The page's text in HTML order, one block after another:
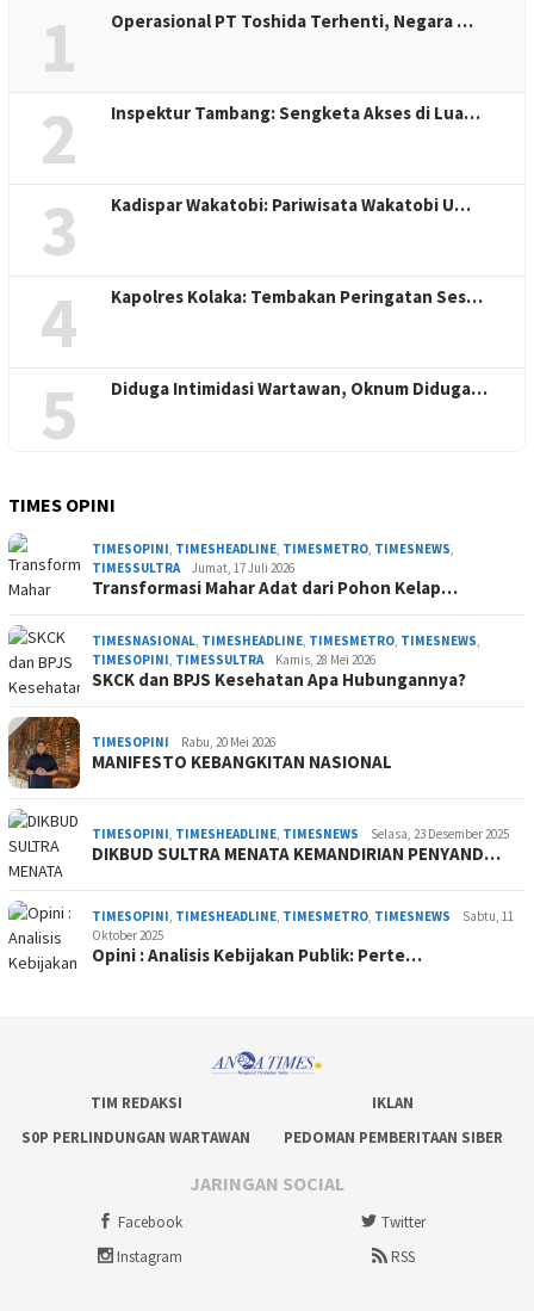
1 Operasional PT Toshida Terhenti, Negara …
2 Inspektur Tambang: Sengketa Akses di Lua…
3 Kadispar Wakatobi: Pariwisata Wakatobi U…
4 Kapolres Kolaka: Tembakan Peringatan Ses…
5 Diduga Intimidasi Wartawan, Oknum Diduga…
TIMES OPINI
TIMESOPINI, TIMESHEADLINE, TIMESMETRO, TIMESNEWS,
TIMESSULTRA
Jumat, 17 Juli 2026
Transformasi Mahar Adat dari Pohon Kelap…
TIMESNASIONAL, TIMESHEADLINE, TIMESMETRO, TIMESNEWS,
TIMESOPINI, TIMESSULTRA Kamis, 28 Mei 2026
SKCK dan BPJS Kesehatan Apa Hubungannya?
TIMESOPINI Rabu, 20 Mei 2026
MANIFESTO KEBANGKITAN NASIONAL
TIMESOPINI, TIMESHEADLINE, TIMESNEWS Selasa, 23 Desember 2025
DIKBUD SULTRA MENATA KEMANDIRIAN PENYAND…
TIMESOPINI, TIMESHEADLINE, TIMESMETRO, TIMESNEWS
Sabtu, 11
Oktober 2025
Opini : Analisis Kebijakan Publik: Perte…
TIM REDAKSI
IKLAN
S0P PERLINDUNGAN WARTAWAN
PEDOMAN PEMBERITAAN SIBER
JARINGAN SOCIAL
Facebook
Twitter
Instagram
RSS